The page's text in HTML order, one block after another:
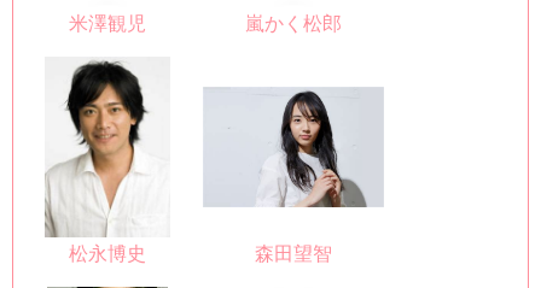
米澤観児 嵐かく松郎
松永博史 森田望智